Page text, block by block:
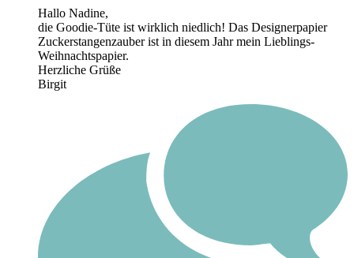
Hallo Nadine,
die Goodie-Tüte ist wirklich niedlich! Das Designerpapier
Zuckerstangenzauber ist in diesem Jahr mein Lieblings-
Weihnachtspapier.
Herzliche Grüße
Birgit